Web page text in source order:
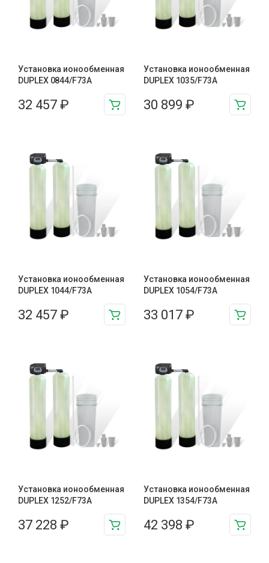
Установка ионообменная
DUPLEX 0844/F73A
32 457 ₽
Установка ионообменная
DUPLEX 1035/F73A
30 899 ₽
Установка ионообменная
DUPLEX 1044/F73A
32 457 ₽
Установка ионообменная
DUPLEX 1054/F73A
33 017 ₽
Установка ионообменная
DUPLEX 1252/F73A
37 228 ₽
Установка ионообменная
DUPLEX 1354/F73A
42 398 ₽